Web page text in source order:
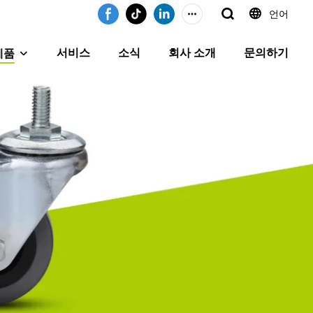
언어
품 서비스 소식 회사 소개 문의하기